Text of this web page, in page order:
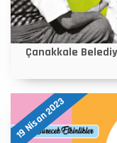
Çanakkale
19 Nisan 2023